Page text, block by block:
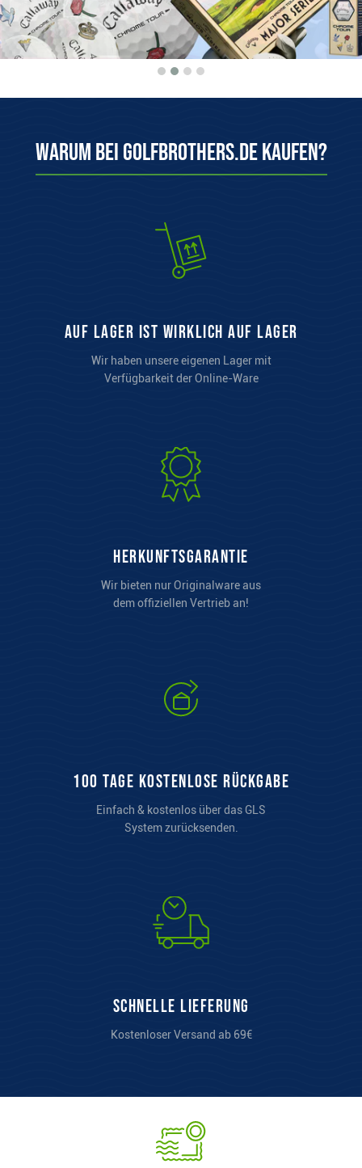
Warum bei Golfbrothers.de kaufen?
auf Lager ist wirklich auf Lager
Wir haben unsere eigenen Lager mit
Verfügbarkeit der Online-Ware
Herkunftsgarantie
Wir bieten nur Originalware aus
dem offiziellen Vertrieb an!
100 Tage kostenlose Rückgabe
Einfach & kostenlos über das GLS
System zurücksenden.
Schnelle Lieferung
Kostenloser Versand ab 69€